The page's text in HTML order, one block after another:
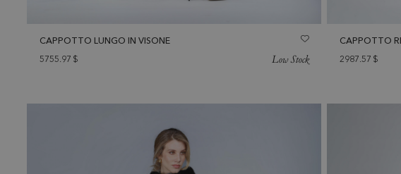
CAPPOTTO LUNGO IN VISONE
5755.97 $ Low Stock
CAPPOTTO
2987.57 $